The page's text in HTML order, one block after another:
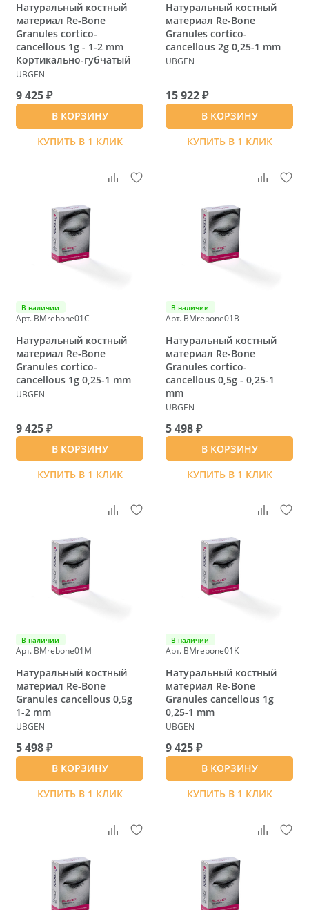
Натуральный костный
материал Re-Bone
Granules cortico-
cancellous 1g - 1-2 mm
Кортикально-губчатый
UBGEN
9 425 ₽
В КОРЗИНУ
КУПИТЬ В 1 КЛИК
Натуральный костный
материал Re-Bone
Granules cortico-
cancellous 2g 0,25-1 mm
UBGEN
15 922 ₽
В КОРЗИНУ
КУПИТЬ В 1 КЛИК
В наличии
Арт. BMrebone01C
Натуральный костный
материал Re-Bone
Granules cortico-
cancellous 1g 0,25-1 mm
UBGEN
9 425 ₽
В КОРЗИНУ
КУПИТЬ В 1 КЛИК
В наличии
Арт. BMrebone01B
Натуральный костный
материал Re-Bone
Granules cortico-
cancellous 0,5g - 0,25-1
mm
UBGEN
5 498 ₽
В КОРЗИНУ
КУПИТЬ В 1 КЛИК
В наличии
Арт. BMrebone01M
Натуральный костный
материал Re-Bone
Granules cancellous 0,5g
1-2 mm
UBGEN
5 498 ₽
В КОРЗИНУ
КУПИТЬ В 1 КЛИК
В наличии
Арт. BMrebone01K
Натуральный костный
материал Re-Bone
Granules cancellous 1g
0,25-1 mm
UBGEN
9 425 ₽
В КОРЗИНУ
КУПИТЬ В 1 КЛИК